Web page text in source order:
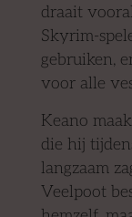
draait
Skyrim-
gebruiken,
voor alle
Keano
die hij
langzaam
Veelpoot